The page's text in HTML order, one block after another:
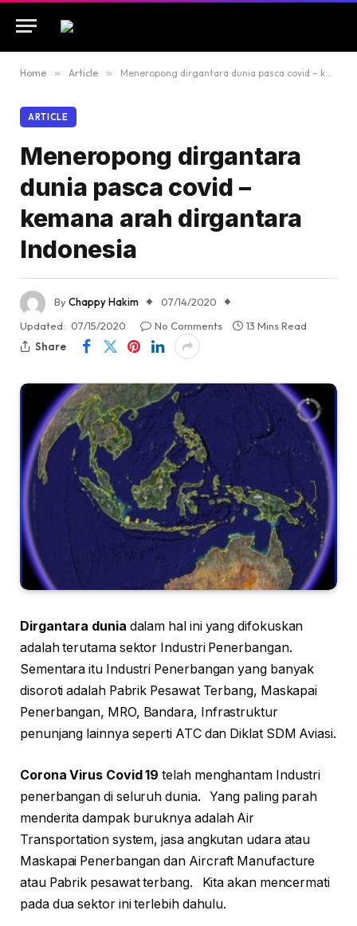
Home » Article » Meneropong dirgantara dunia pasca covid – kemana arah dirgantara Indonesia
ARTICLE
Meneropong dirgantara
dunia pasca covid –
kemana arah dirgantara
Indonesia
ByChappy Hakim
07/14/2020
Updated: 07/15/2020 No Comments
13 Mins Read
Share
Dirgantara dunia dalam hal ini yang difokuskan
adalah terutama sektor Industri Penerbangan.
Sementara itu Industri Penerbangan yang banyak
disoroti adalah Pabrik Pesawat Terbang, Maskapai
Penerbangan, MRO, Bandara, Infrastruktur
penunjang lainnya seperti ATC dan Diklat SDM Aviasi.
Corona Virus Covid 19 telah menghantam Industri
penerbangan di seluruh dunia. Yang paling parah
menderita dampak buruknya adalah Air
Transportation system, jasa angkutan udara atau
Maskapai Penerbangan dan Aircraft Manufacture
atau Pabrik pesawat terbang. Kita akan mencermati
pada dua sektor ini terlebih dahulu.